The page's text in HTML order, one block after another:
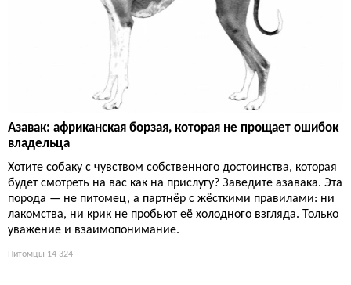
Азавак: африканская борзая, которая не прощает ошибок
владельца
Хотите собаку с чувством собственного достоинства, которая
будет смотреть на вас как на прислугу? Заведите азавака. Эта
порода — не питомец, а партнёр с жёсткими правилами: ни
лакомства, ни крик не пробьют её холодного взгляда. Только
уважение и взаимопонимание.
Питомцы 14 324